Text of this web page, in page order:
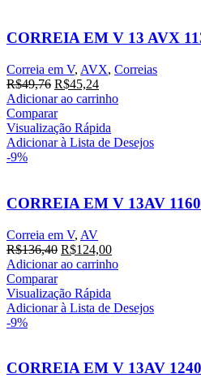
CORREIA EM V 13 AVX
Correia em V, AVX, Correias
R$49,76 O
preço
original
era:
R$49,76.
R$45,24O
preço
é:
R$45,24.
Adicionar ao carrinho
Comparar
Visualização Rápida
Adicionar à Lista de Desejos
-9%
CORREIA EM V 13AV 1160
Correia em V, AV
R$136,40 O
preço
era:
R$136,40.
R$124,00O
preço
R$124,00.
Adicionar ao carrinho
Comparar
Visualização Rápida
Adicionar à Lista de Desejos
-9%
CORREIA EM V 13AV 1240